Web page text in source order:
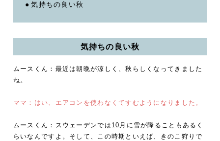
気持ちの良い秋
気持ちの良い秋
ムースくん：最近は朝晩が涼しく、秋らしくなってきました
ね。
ママ：はい、エアコンを使わなくてすむようになりました。
ムースくん：スウェーデンでは10月に雪が降ることもあるく
らいなんですよ。そして、この時期といえば、きのこ狩りで